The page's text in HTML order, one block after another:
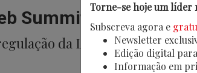
Summit: “Não pedir
da IA foi o tema
Torne-se hoje um líder
Subscreva agora e
Newsletter
Edição digital
Informação em